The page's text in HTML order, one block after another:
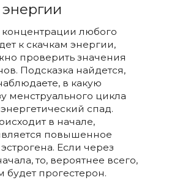
любого
к скачкам энергии,
проверить значения
Подсказка найдется,
в какую
менструального цикла
спад.
в начале,
повышенное
Если через
то, вероятнее всего,
будет прогестерон.